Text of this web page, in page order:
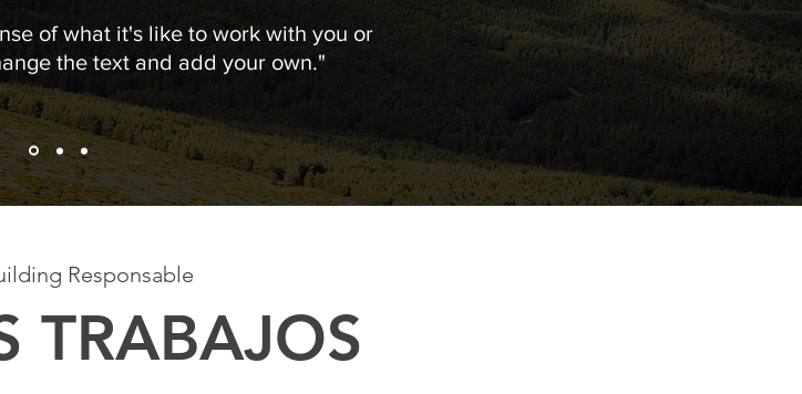
of what it's like to work with you or
the text and add your own."
Responsable
TRABAJOS